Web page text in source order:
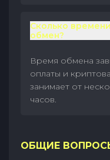
Сколько
обмен?
Время обмена
оплаты и
занимает от
часов.
ОБЩИЕ